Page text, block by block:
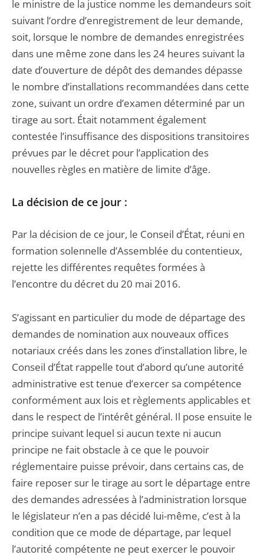
le ministre de la justice nomme les demandeurs soit
suivant l’ordre d’enregistrement de leur demande,
soit, lorsque le nombre de demandes enregistrées
dans une même zone dans les 24 heures suivant la
date d’ouverture de dépôt des demandes dépasse
le nombre d’installations recommandées dans cette
zone, suivant un ordre d’examen déterminé par un
tirage au sort. Était notamment également
contestée l’insuffisance des dispositions transitoires
prévues par le décret pour l’application des
nouvelles règles en matière de limite d’âge.
La décision de ce jour :
Par la décision de ce jour, le Conseil d’État, réuni en
formation solennelle d’Assemblée du contentieux,
rejette les différentes requêtes formées à
l’encontre du décret du 20 mai 2016.
S’agissant en particulier du mode de départage des
demandes de nomination aux nouveaux offices
notariaux créés dans les zones d’installation libre, le
Conseil d’État rappelle tout d’abord qu’une autorité
administrative est tenue d’exercer sa compétence
conformément aux lois et règlements applicables et
dans le respect de l’intérêt général. Il pose ensuite le
principe suivant lequel si aucun texte ni aucun
principe ne fait obstacle à ce que le pouvoir
réglementaire puisse prévoir, dans certains cas, de
faire reposer sur le tirage au sort le départage entre
des demandes adressées à l’administration lorsque
le législateur n’en a pas décidé lui-même, c’est à la
condition que ce mode de départage, par lequel
l’autorité compétente ne peut exercer le pouvoir